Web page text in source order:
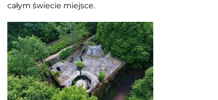
całym świecie miejsce.